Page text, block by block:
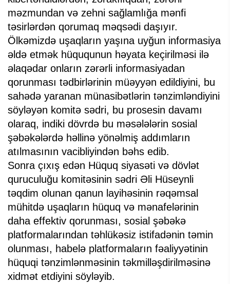
məzmundan və zehni sağlamlığa mənfi
təsirlərdən qorumaq məqsədi daşıyır.
Ölkəmizdə uşaqların yaşına uyğun informasiya
əldə etmək hüququnun həyata keçirilməsi ilə
əlaqədar onların zərərli informasiyadan
qorunması tədbirlərinin müəyyən edildiyini, bu
sahədə yaranan münasibətlərin tənzimləndiyini
söyləyən komitə sədri, bu prosesin davamı
olaraq, indiki dövrdə bu məsələlərin sosial
şəbəkələrdə həllinə yönəlmiş addımların
atılmasının vacibliyindən bəhs edib.
Sonra çıxış edən Hüquq siyasəti və dövlət
quruculuğu komitəsinin sədri Əli Hüseynli
təqdim olunan qanun layihəsinin rəqəmsal
mühitdə uşaqların hüquq və mənafelərinin
daha effektiv qorunması, sosial şəbəkə
platformalarından təhlükəsiz istifadənin təmin
olunması, habelə platformaların fəaliyyətinin
hüquqi tənzimlənməsinin təkmilləşdirilməsinə
xidmət etdiyini söyləyib.